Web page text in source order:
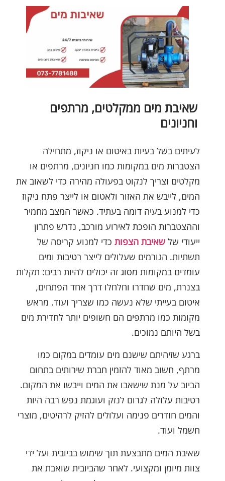
שאיבת מים ממקלטים, מרתפים
וחניונים
לעיתים בשל בעיות באיטום או ניקוז, מתחילה
הצטברות מים במקומות כמו חניונים, מרתפים או
מקלטים וצריך לנקוט בפעולה מהירה כדי לשאוב את
המים, לייבש את האזור ולאטום או לייצר פתח ניקוז
כדי למנוע בעיה דומה בעתיד. כאשר המצב מחמיר
וההצטברות הופכת לאירוע מורכב, נדרש פתרון
ייעודי שלשאיבת הצפות כדי למנוע קריסה של
תשתיות. הגורמים שעלולים לייצר רטיבות ומים
עומדים במקומות מסוג זה יכולים להיות רבים: תקלות
בצנרת, מים שחדרו וחלחלו דרך אחד הפתחים,
איטום בעייתי שלא נעשה כמו שצריך ועוד. מראש
מקומות כמו מרתפים הם חשופים יותר לחדירת מים
בשל היותם נמוכים.
ברגע שזיהיתם שישנם מים עומדים במקום כמו
מרתף, חשוב מאוד להזמין חברת שירותים בתחום
הביוב על מנת שישאבו את המים וייבשו את המקום.
רטיבות עלולה לגרום לנזק ועוגמת נפש רבה היות
והמים חודרים פנימה ועלולים להזיק לרהיטים, מוצרי
חשמל ועוד.
שאיבת המים מתבצעת תוך שימוש בביובית ועל ידי
צוות מיומן ומקצועי. לאחר שהביובית שואבת את